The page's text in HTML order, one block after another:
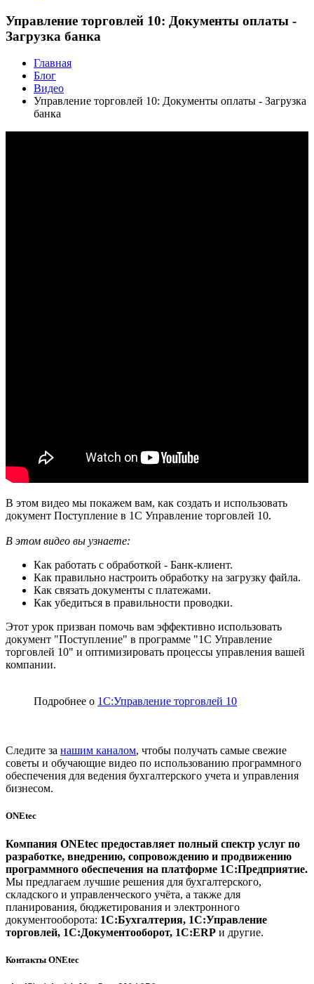
Управление торговлей 10: Документы оплаты -
Загрузка банка
Главная
Блог
Видео
Управление торговлей 10: Документы оплаты - Загрузка
банка
В этом видео мы покажем вам, как создать и использовать
документ Поступление в 1С Управление торговлей 10.
В этом видео вы узнаете:
Как работать с обработкой - Банк-клиент.
Как правильно настроить обработку на загрузку файла.
Как связать документы с платежами.
Как убедиться в правильности проводки.
Этот урок призван помочь вам эффективно использовать
документ "Поступление" в программе "1С Управление
торговлей 10" и оптимизировать процессы управления вашей
компании.
Подробнее о 1С:Управление торговлей 10
Следите за нашим каналом, чтобы получать самые свежие
советы и обучающие видео по использованию программного
обеспечения для ведения бухгалтерского учета и управления
бизнесом.
ONEtec
Компания ONEtec предоставляет полный спектр услуг по
разработке, внедрению, сопровождению и продвижению
программного обеспечения на платформе 1С:Предприятие.
Мы предлагаем лучшие решения для бухгалтерского,
складского и управленческого учёта, а также для
планирования, бюджетирования и электронного
документооборота: 1С:Бухгалтерия, 1С:Управление
торговлей, 1С:Документооборот, 1С:ERP и другие.
Контакты ONEtec